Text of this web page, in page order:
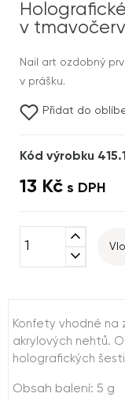
v
Nail art ozdobný
v prášku.
Přidat do
Kód výrobku
13 Kč s DPH
expand_less
expand_more
Konfety vhodné na
akrylových nehtů.
holografických
Obsah balení: 5 g